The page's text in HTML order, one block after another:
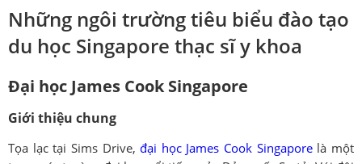
Những ngôi trường tiêu biểu đào tạo
du học Singapore thạc sĩ y khoa
Đại học James Cook Singapore
Giới thiệu chung
Tọa lạc tại Sims Drive,đại học James Cook Singaporelà một